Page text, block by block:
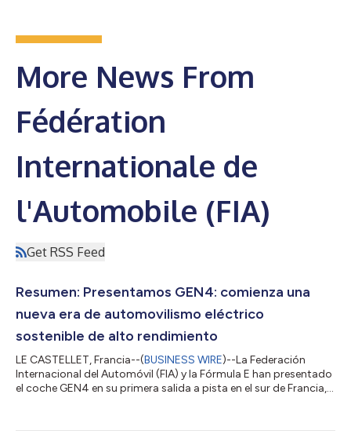
More News From
Fédération
Internationale de
l'Automobile (FIA)
Get RSS Feed
Resumen: Presentamos GEN4: comienza una
nueva era de automovilismo eléctrico
sostenible de alto rendimiento
LE CASTELLET, Francia--(BUSINESS WIRE)--La Federación
Internacional del Automóvil (FIA) y la Fórmula E han presentado
el coche GEN4 en su primera salida a pista en el sur de Francia,
competirá en la temporada 2026/27 del ABB FIA Formula E